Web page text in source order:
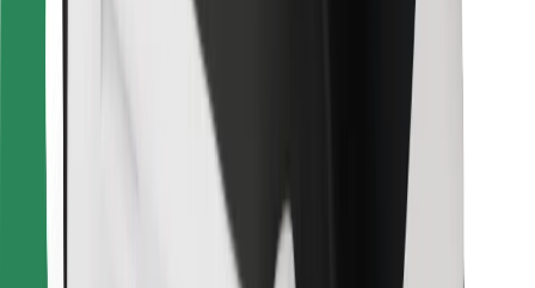
Obține o cursă în câteva minute!
Descarcă aplicația Bolt
Găsește mâncarea preferată!
Descarcă aplicația Bolt Food